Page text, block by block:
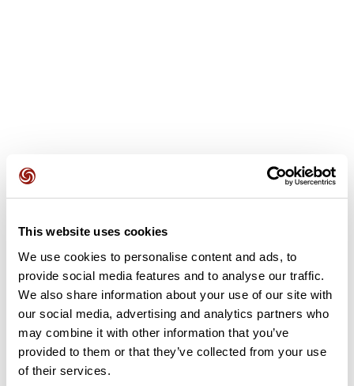
This website uses cookies
We use cookies to personalise content and ads, to
provide social media features and to analyse our traffic.
We also share information about your use of our site with
our social media, advertising and analytics partners who
may combine it with other information that you’ve
provided to them or that they’ve collected from your use
of their services.
Opiniones de los usuarios
completado? ¡Deja la primera opinión!
Añadir una opinión
Resumen